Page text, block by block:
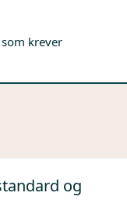
krever
og